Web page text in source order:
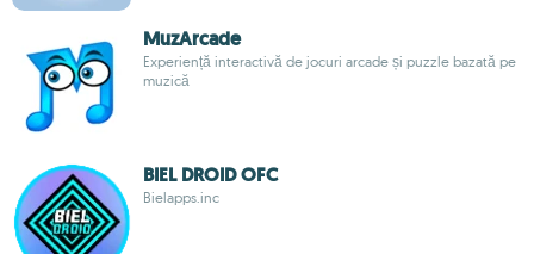
MuzArcade
Experiență interactivă de jocuri arcade și puzzle bazată pe
muzică
BIEL DROID OFC
Bielapps.inc